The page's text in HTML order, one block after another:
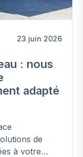
23 juin 2026
: nous
adapté
de
à votre